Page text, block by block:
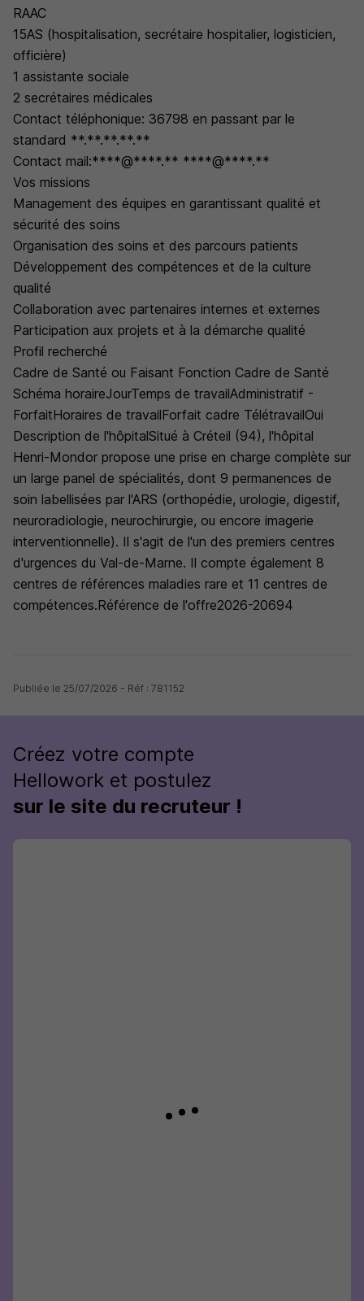
RAAC
15AS (hospitalisation, secrétaire hospitalier, logisticien,
officière)
1 assistante sociale
2 secrétaires médicales
Contact téléphonique: 36798 en passant par le
standard **.**.**.**.**
Contact mail:****@****.** ****@****.**
Vos missions
Management des équipes en garantissant qualité et
sécurité des soins
Organisation des soins et des parcours patients
Développement des compétences et de la culture
qualité
Collaboration avec partenaires internes et externes
Participation aux projets et à la démarche qualité
Profil recherché
Cadre de Santé ou Faisant Fonction Cadre de Santé
Schéma horaireJourTemps de travailAdministratif -
ForfaitHoraires de travailForfait cadre TélétravailOui
Description de l'hôpitalSitué à Créteil (94), l'hôpital
Henri-Mondor propose une prise en charge complète sur
un large panel de spécialités, dont 9 permanences de
soin labellisées par l'ARS (orthopédie, urologie, digestif,
neuroradiologie, neurochirurgie, ou encore imagerie
interventionnelle). Il s'agit de l'un des premiers centres
d'urgences du Val-de-Marne. Il compte également 8
centres de références maladies rare et 11 centres de
compétences.Référence de l'offre2026-20694
Publiée le 25/07/2026 - Réf : 781152
Créez votre compte
Hellowork et postulez
sur le site du recruteur !